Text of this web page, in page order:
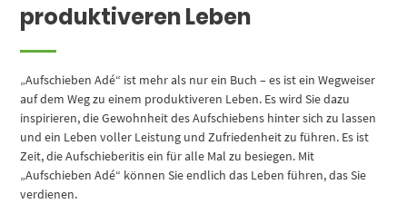
produktiveren Leben
„Aufschieben Adé“ ist mehr als nur ein Buch – es ist ein Wegweiser
auf dem Weg zu einem produktiveren Leben. Es wird Sie dazu
inspirieren, die Gewohnheit des Aufschiebens hinter sich zu lassen
und ein Leben voller Leistung und Zufriedenheit zu führen. Es ist
Zeit, die Aufschieberitis ein für alle Mal zu besiegen. Mit
„Aufschieben Adé“ können Sie endlich das Leben führen, das Sie
verdienen.